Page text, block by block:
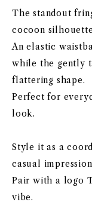
The standout
cocoon
An elastic
while the gently
flattering shape.
Perfect for
look.
Style it as a
casual
Pair with a logo
vibe.